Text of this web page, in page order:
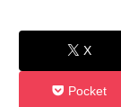
X
Pocket